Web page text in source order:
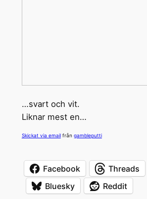
…svart och vit.
Liknar mest en…
Skickat via emailfrån gambleputti
Facebook
Threads
Bluesky
Reddit